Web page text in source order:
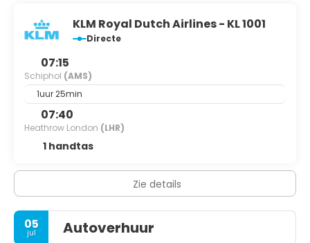
KLM Royal Dutch Airlines - KL 1001
Directe
07:15
Schiphol (AMS)
1uur 25min
07:40
Heathrow London (LHR)
1 handtas
Zie details
05
jul Autoverhuur